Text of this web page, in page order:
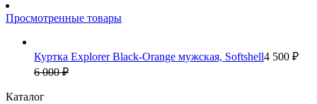
Просмотренные товары
Куртка Explorer Black-Orange мужская, Softshell4 500 ₽
6 000 ₽
Каталог